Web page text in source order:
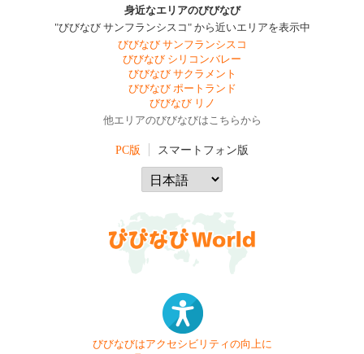
身近なエリアのびびなび
"びびなび サンフランシスコ" から近いエリアを表示中
びびなび サンフランシスコ
びびなび シリコンバレー
びびなび サクラメント
びびなび ポートランド
びびなび リノ
他エリアのびびなびはこちらから
PC版 スマートフォン版
びびなびはアクセシビリティの向上に